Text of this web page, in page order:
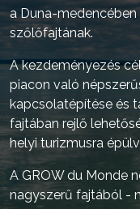
a Duna-
szőlőfajtának.
A kezdeményezés
piacon való
kapcsolatépítése és
fajtában rejlő
helyi turizmusra
A GROW du Monde
nagyszerű fajtából -